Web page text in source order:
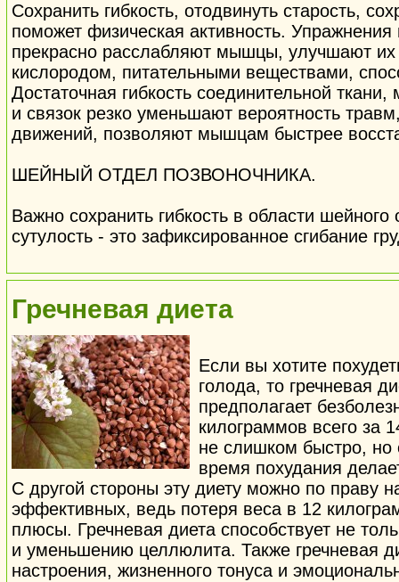
Сохранить гибкость, отодвинуть старость,
поможет физическая активность. Упражнения
прекрасно расслабляют мышцы, улучшают их
кислородом, питательными веществами,
Достаточная гибкость соединительной
и связок резко уменьшают вероятность
движений, позволяют мышцам быстрее
ШЕЙНЫЙ ОТДЕЛ ПОЗВОНОЧНИКА.
Важно сохранить гибкость в области
сутулость - это зафиксированное сгибание
Гречневая диета
Если вы хотите
голода, то гречневая
предполагает
килограммов всего за
не слишком быстро, но
время похудания
С другой стороны эту диету можно по праву
эффективных, ведь потеря веса в 12
плюсы. Гречневая диета способствует не
и уменьшению целлюлита. Также гречневая
настроения, жизненного тонуса и